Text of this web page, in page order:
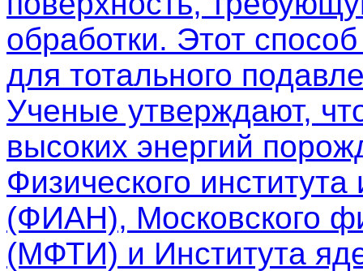
обработки. Этот
для тотального
Ученые утверждают,
высоких энергий
Физического
(ФИАН), Московского
(МФТИ) и Института